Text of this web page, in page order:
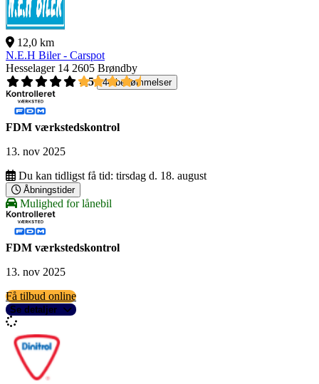
12,0 km
N.E.H Biler - Carspot
Hesselager 14 2605 Brøndby
4,5
44 bedømmelser
FDM værkstedskontrol
13. nov 2025
Du kan tidligst få tid: tirsdag d. 18. august
Åbningstider
Mulighed for lånebil
FDM værkstedskontrol
13. nov 2025
Få tilbud online
Se detaljer